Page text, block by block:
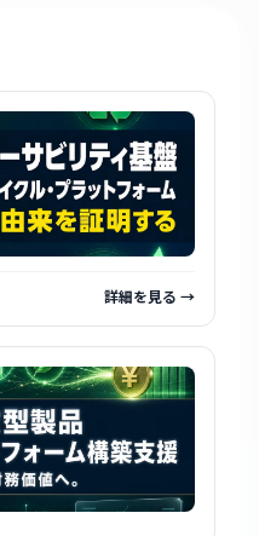
詳細を見る →